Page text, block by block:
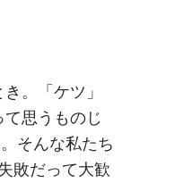
。「ケツ」
思うものじ
そんな私たち
敗だって大歓